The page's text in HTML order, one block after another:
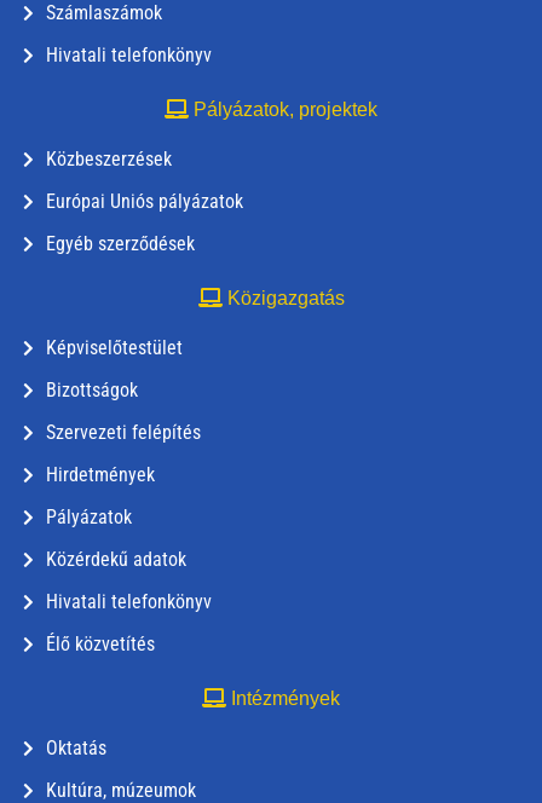
Számlaszámok
Hivatali telefonkönyv
Pályázatok, projektek
Közbeszerzések
Európai Uniós pályázatok
Egyéb szerződések
Közigazgatás
Képviselőtestület
Bizottságok
Szervezeti felépítés
Hirdetmények
Pályázatok
Közérdekű adatok
Hivatali telefonkönyv
Élő közvetítés
Intézmények
Oktatás
Kultúra, múzeumok